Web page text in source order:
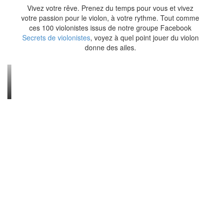
Vivez votre rêve. Prenez du temps pour vous et vivez
votre passion pour le violon, à votre rythme. Tout comme
ces 100 violonistes issus de notre groupe Facebook
Secrets de violonistes, voyez à quel point jouer du violon
donne des ailes.